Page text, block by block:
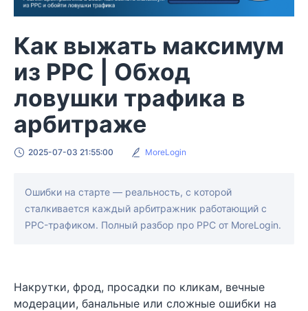
Как выжать максимум
из PPC | Обход
ловушки трафика в
арбитраже
2025-07-03 21:55:00 MoreLogin
Ошибки на старте — реальность, с которой
сталкивается каждый арбитражник работающий с
PPC-трафиком. Полный разбор про PPC от MoreLogin.
Накрутки, фрод, просадки по кликам, вечные
модерации, банальные или сложные ошибки на